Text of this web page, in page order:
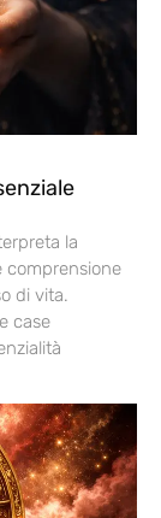
la
comprensione
di vita.
case